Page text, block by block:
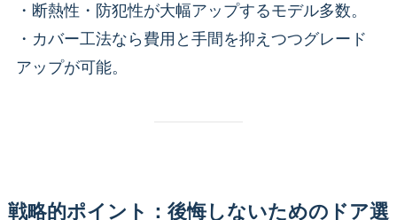
・断熱性・防犯性が大幅アップするモデル多数。
・カバー工法なら費用と手間を抑えつつグレード
アップが可能。
戦略的ポイント：後悔しないためのドア選